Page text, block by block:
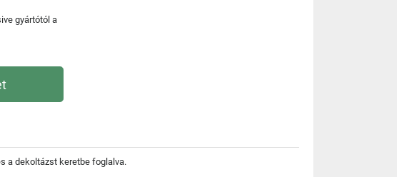
gyártótól a
a dekoltázst keretbe foglalva.